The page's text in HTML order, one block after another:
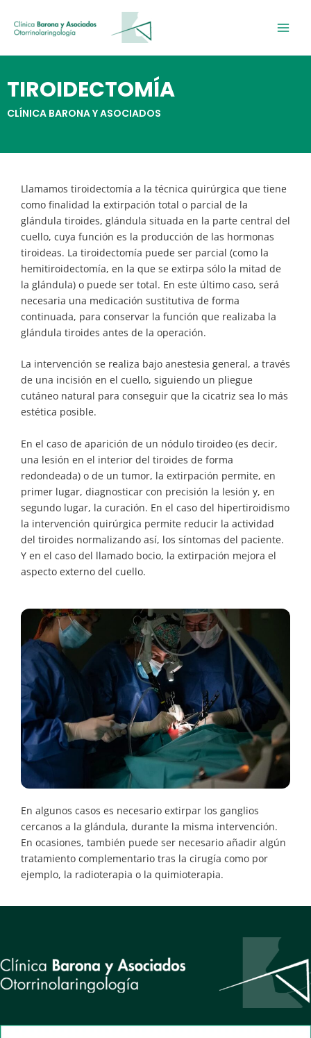
contenido
TIROIDECTOMÍA
CLÍNICA BARONA Y ASOCIADOS
Llamamos tiroidectomía a la técnica quirúrgica que tiene
como finalidad la extirpación total o parcial de la
glándula tiroides, glándula situada en la parte central del
cuello, cuya función es la producción de las hormonas
tiroideas. La tiroidectomía puede ser parcial (como la
hemitiroidectomía, en la que se extirpa sólo la mitad de
la glándula) o puede ser total. En este último caso, será
necesaria una medicación sustitutiva de forma
continuada, para conservar la función que realizaba la
glándula tiroides antes de la operación.
La intervención se realiza bajo anestesia general, a través
de una incisión en el cuello, siguiendo un pliegue
cutáneo natural para conseguir que la cicatriz sea lo más
estética posible.
En el caso de aparición de un nódulo tiroideo (es decir,
una lesión en el interior del tiroides de forma
redondeada) o de un tumor, la extirpación permite, en
primer lugar, diagnosticar con precisión la lesión y, en
segundo lugar, la curación. En el caso del hipertiroidismo
la intervención quirúrgica permite reducir la actividad
del tiroides normalizando así, los síntomas del paciente.
Y en el caso del llamado bocio, la extirpación mejora el
aspecto externo del cuello.
En algunos casos es necesario extirpar los ganglios
cercanos a la glándula, durante la misma intervención.
En ocasiones, también puede ser necesario añadir algún
tratamiento complementario tras la cirugía como por
ejemplo, la radioterapia o la quimioterapia.